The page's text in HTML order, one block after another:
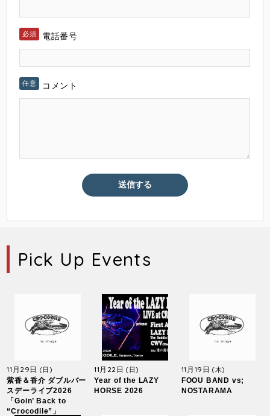
電話番号
コメント
Pick Up Events
11月29日 (日)
紫香＆香介 ダブルバー
スデーライブ2026
「Goin’ Back to
“Crocodile”」
11月22日(日)
Year of the LAZY
HORSE 2026
11月19日 (木)
FOOU BAND vs;
NOSTARAMA